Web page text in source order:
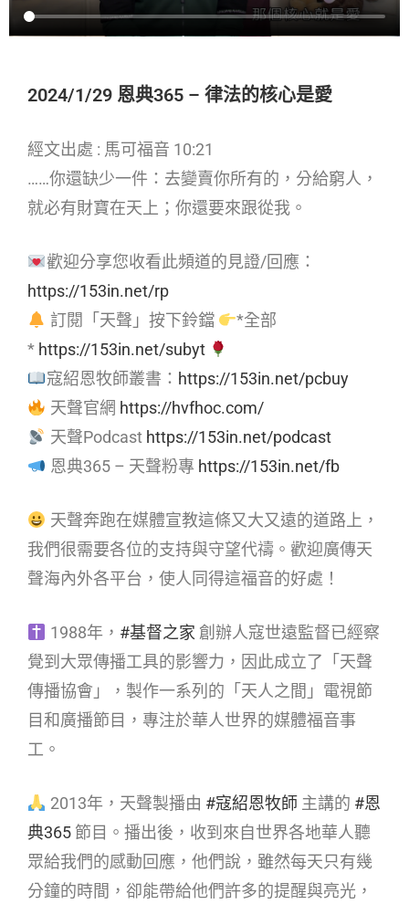
2024/1/29 恩典365 – 律法的核心是愛
經文出處 : 馬可福音 10:21
……你還缺少一件：去變賣你所有的，分給窮人，
就必有財寶在天上；你還要來跟從我。
歡迎分享您收看此頻道的見證/回應：
https://153in.net/rp
訂閱「天聲」按下鈴鐺
*全部
* https://153in.net/subyt
寇紹恩牧師叢書： https://153in.net/pcbuy
天聲官網 https://hvfhoc.com/
天聲Podcast https://153in.net/podcast
恩典365 – 天聲粉專 https://153in.net/fb
天聲奔跑在媒體宣教這條又大又遠的道路上，
我們很需要各位的支持與守望代禱。歡迎廣傳天
聲海內外各平台，使人同得這福音的好處！
1988年， #基督之家​ 創辦人寇世遠監督已經察
覺到大眾傳播工具的影響力，因此成立了「天聲
傳播協會」，製作一系列的「天人之間」電視節
目和廣播節目，專注於華人世界的媒體福音事
工。
2013年，天聲製播由 #寇紹恩牧師​ 主講的 #恩
典365​ 節目。播出後，收到來自世界各地華人聽
眾給我們的感動回應，他們說，雖然每天只有幾
分鐘的時間，卻能帶給他們許多的提醒與亮光，